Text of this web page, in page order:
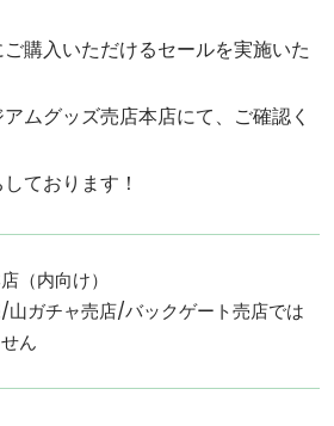
購入いただけるセールを実施いた
ムグッズ売店本店にて、ご確認く
ております！
（内向け）
ガチャ売店/バックゲート売店では
ん